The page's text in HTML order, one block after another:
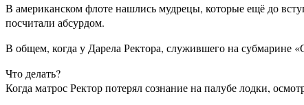
В американском флоте нашлись мудрецы, которые ещё до
посчитали абсурдом.
В общем, когда у Дарела Ректора, служившего на субмарине
Что делать?
Когда матрос Ректор потерял сознание на палубе лодки,